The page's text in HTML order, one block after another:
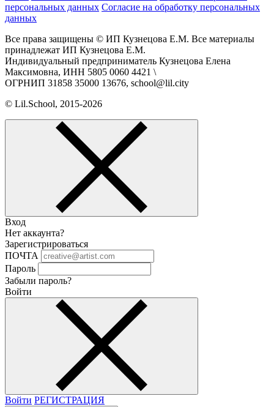
персональных данных Согласие на обработку персональных
данных
Все права защищены © ИП Кузнецова Е.М. Все материалы
принадлежат ИП Кузнецова Е.М.
Индивидуальный предприниматель Кузнецова Елена
Максимовна, ИНН 5805 0060 4421 \
ОГРНИП 31858 35000 13676, school@lil.city
© Lil.School, 2015‐2026
Вход
Нет аккаунта?
Зарегистрироваться
ПОЧТА
Пароль
Забыли пароль?
Войти
Войти РЕГИСТРАЦИЯ